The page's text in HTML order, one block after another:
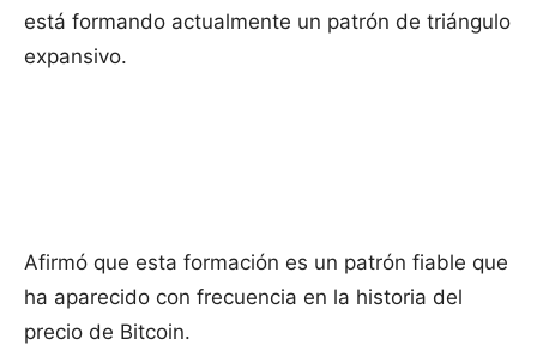
está formando actualmente un patrón de triángulo
expansivo.
Afirmó que esta formación es un patrón fiable que
ha aparecido con frecuencia en la historia del
precio de Bitcoin.